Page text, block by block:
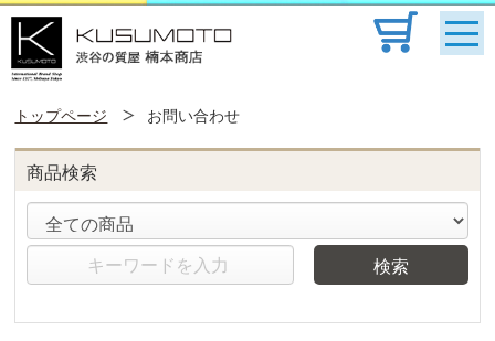
トップページ お問い合わせ
商品検索
検索